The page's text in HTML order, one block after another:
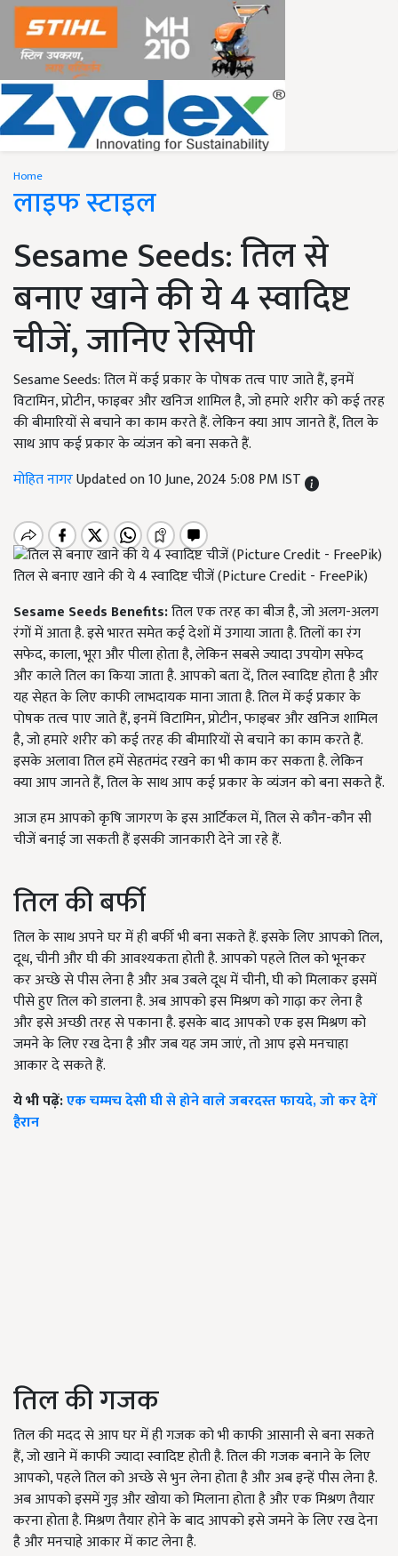
Home
लाइफ स्टाइल
Sesame Seeds: तिल से
बनाए खाने की ये 4 स्वादिष्ट
चीजें, जानिए रेसिपी
Sesame Seeds: तिल में कई प्रकार के पोषक तत्व पाए जाते हैं, इनमें
विटामिन, प्रोटीन, फाइबर और खनिज शामिल है, जो हमारे शरीर को कई तरह
की बीमारियों से बचाने का काम करते हैं. लेकिन क्या आप जानते हैं, तिल के
साथ आप कई प्रकार के व्यंजन को बना सकते हैं.
मोहित नागरUpdated on 10 June, 2024 5:08 PM IST
तिल से बनाए खाने की ये 4 स्वादिष्ट चीजें (Picture Credit - FreePik)
Sesame Seeds Benefits:तिल एक तरह का बीज है, जो अलग-अलग
रंगों में आता है. इसे भारत समेत कई देशों में उगाया जाता है. तिलों का रंग
सफेद, काला, भूरा और पीला होता है, लेकिन सबसे ज्यादा उपयोग सफेद
और काले तिल का किया जाता है. आपको बता दें, तिल स्वादिष्ट होता है और
यह सेहत के लिए काफी लाभदायक माना जाता है. तिल में कई प्रकार के
पोषक तत्व पाए जाते हैं, इनमें विटामिन, प्रोटीन, फाइबर और खनिज शामिल
है, जो हमारे शरीर को कई तरह की बीमारियों से बचाने का काम करते हैं.
इसके अलावा तिल हमें सेहतमंद रखने का भी काम कर सकता है. लेकिन
क्या आप जानते हैं, तिल के साथ आप कई प्रकार के व्यंजन को बना सकते हैं.
आज हम आपको कृषि जागरण के इस आर्टिकल में, तिल से कौन-कौन सी
चीजें बनाई जा सकती हैं इसकी जानकारी देने जा रहे हैं.
तिल की बर्फी
तिल के साथ अपने घर में ही बर्फी भी बना सकते हैं. इसके लिए आपको तिल,
दूध, चीनी और घी की आवश्यकता होती है. आपको पहले तिल को भूनकर
कर अच्छे से पीस लेना है और अब उबले दूध में चीनी, घी को मिलाकर इसमें
पीसे हुए तिल को डालना है. अब आपको इस मिश्रण को गाढ़ा कर लेना है
और इसे अच्छी तरह से पकाना है. इसके बाद आपको एक इस मिश्रण को
जमने के लिए रख देना है और जब यह जम जाएं, तो आप इसे मनचाहा
आकार दे सकते हैं.
ये भी पढ़ें:एक चम्मच देसी घी से होने वाले जबरदस्त फायदे, जो कर देगें
हैरान
तिल की गजक
तिल की मदद से आप घर में ही गजक को भी काफी आसानी से बना सकते
हैं, जो खाने में काफी ज्यादा स्वादिष्ट होती है. तिल की गजक बनाने के लिए
आपको, पहले तिल को अच्छे से भुन लेना होता है और अब इन्हें पीस लेना है.
अब आपको इसमें गुड़ और खोया को मिलाना होता है और एक मिश्रण तैयार
करना होता है. मिश्रण तैयार होने के बाद आपको इसे जमने के लिए रख देना
है और मनचाहे आकार में काट लेना है.